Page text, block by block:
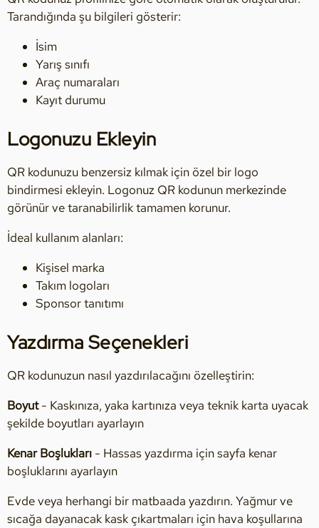
Tarandığında şu bilgileri gösterir:
İsim
Yarış sınıfı
Araç numaraları
Kayıt durumu
Logonuzu Ekleyin
QR kodunuzu benzersiz kılmak için özel bir logo
bindirmesi ekleyin. Logonuz QR kodunun merkezinde
görünür ve taranabilirlik tamamen korunur.
İdeal kullanım alanları:
Kişisel marka
Takım logoları
Sponsor tanıtımı
Yazdırma Seçenekleri
QR kodunuzun nasıl yazdırılacağını özelleştirin:
Boyut- Kaskınıza, yaka kartınıza veya teknik karta uyacak
şekilde boyutları ayarlayın
Kenar Boşlukları - Hassas yazdırma için sayfa kenar
boşluklarını ayarlayın
Evde veya herhangi bir matbaada yazdırın. Yağmur ve
sıcağa dayanacak kask çıkartmaları için hava koşullarına